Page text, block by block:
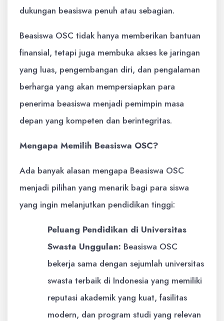
dukungan beasiswa penuh atau sebagian.
Beasiswa OSC tidak hanya memberikan bantuan
finansial, tetapi juga membuka akses ke jaringan
yang luas, pengembangan diri, dan pengalaman
berharga yang akan mempersiapkan para
penerima beasiswa menjadi pemimpin masa
depan yang kompeten dan berintegritas.
Mengapa Memilih Beasiswa OSC?
Ada banyak alasan mengapa Beasiswa OSC
menjadi pilihan yang menarik bagi para siswa
yang ingin melanjutkan pendidikan tinggi:
Peluang Pendidikan di Universitas
Swasta Unggulan: Beasiswa OSC
bekerja sama dengan sejumlah universitas
swasta terbaik di Indonesia yang memiliki
reputasi akademik yang kuat, fasilitas
modern, dan program studi yang relevan